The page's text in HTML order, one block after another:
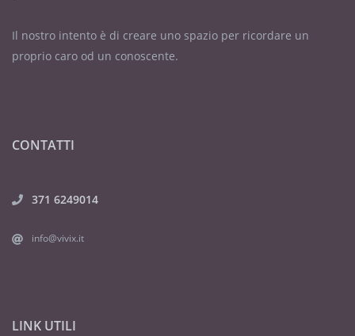
Il nostro intento è di creare uno spazio per ricordare un
proprio caro od un conoscente.
CONTATTI
371 6249014
info@vivix.it
LINK UTILI